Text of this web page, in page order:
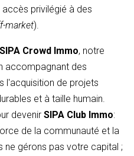
privilégié à des
market).
SIPA Crowd Immo, notre
accompagnant des
l'acquisition de projets
et à taille humain.
devenir SIPA Club Immo:
de la communauté et la
ne gérons pas votre capital ;